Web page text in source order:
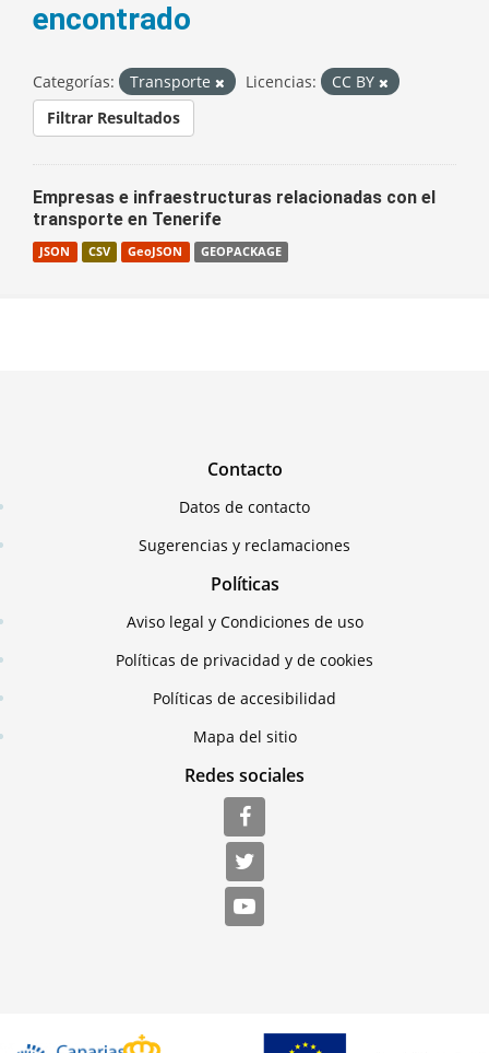
encontrado
Categorías: Transporte Licencias:
CC BY
Filtrar Resultados
Empresas e infraestructuras relacionadas con el
transporte en Tenerife
JSON CSV GeoJSON GEOPACKAGE
Contacto
Datos de contacto
Sugerencias y reclamaciones
Políticas
Aviso legal y Condiciones de uso
Políticas de privacidad y de cookies
Políticas de accesibilidad
Mapa del sitio
Redes sociales